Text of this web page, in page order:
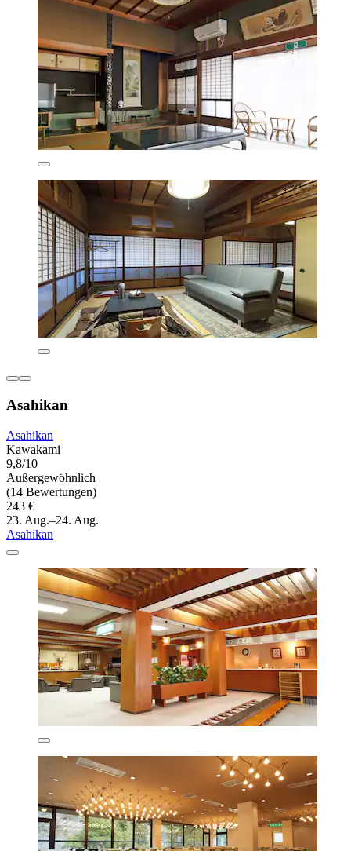
Asahikan
Asahikan
Kawakami
9,8/10
Außergewöhnlich
(14 Bewertungen)
243 €
23. Aug.–24. Aug.
Asahikan